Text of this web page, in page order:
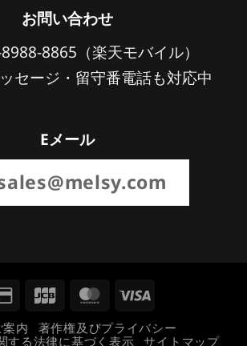
お問い合わせ
8865（楽天モバイル）
セージ・留守番電話も対応中
Eメール
Credit
Card
JCB MasterCard
Visa
内
著作権及びプライバシー
する法律に基づく表示
サイトマップ